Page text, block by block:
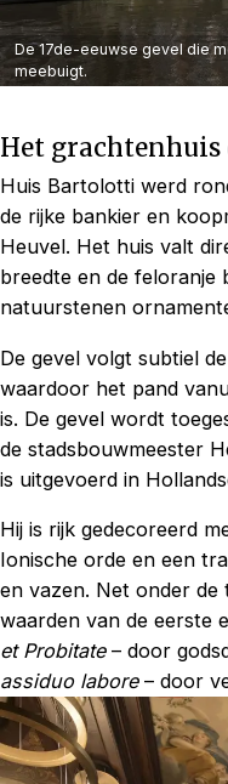
De 17de-eeuwse gevel die
meebuigt.
Het
Huis Bartolotti werd
de rijke bankier en
Heuvel. Het huis valt
breedte en de feloranje
natuurstenen
De gevel volgt subtiel
waardoor het pand
is. De gevel wordt
de stadsbouwmeester
is uitgevoerd in
Hij is rijk gedecoreerd
Ionische orde en een
en vazen. Net onder de
waarden van de eerste
et Probitate– door
assiduo labore– door